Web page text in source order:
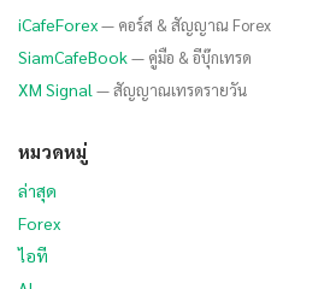
iCafeForex— คอร์ส & สัญญาณ Forex
SiamCafeBook— คู่มือ & อีบุ๊กเทรด
XM Signal — สัญญาณเทรดรายวัน
หมวดหมู่
ล่าสุด
Forex
ไอที